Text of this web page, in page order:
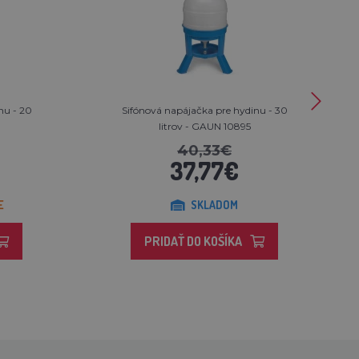
- 20
Sifónová napájačka pre hydinu - 30
litrov - GAUN 10895
40,33€
37,77€
SKLADOM
PRIDAŤ DO KOŠÍKA